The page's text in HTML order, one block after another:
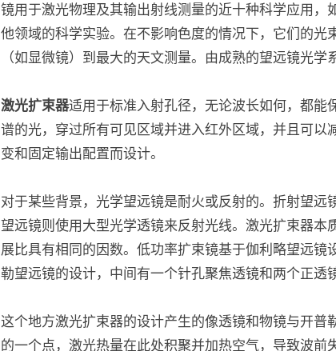
镜用于激光物理及其输出射线测量的近十种科学应用
他领域的科学实验。在不影响色度的情况下，它们的
（如显微镜）到最大的天文测量。由成熟的望远镜光学
激光扩束器适用于标准入射孔径，无论波长如何，都
谱的光，穿过所有可见区域并进入红外区域，并且可
变和固定输出配置而设计。
对于某些背景，光学望远镜是耐火或反射的。折射望
望远镜则使用大型光学透镜来反射光线。激光扩束器
展比具有相同的因数。低功率扩束镜基于伽利略望远
勒望远镜的设计，中间有一个针孔聚焦透镜和两个正透
这个地方激光扩束器的设计产生的像透镜和物镜与开
的一个点，激光热量在此处积聚并加热空气，导致波